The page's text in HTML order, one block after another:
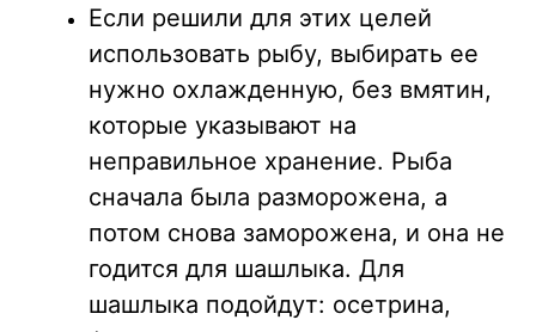
Если решили для этих целей
использовать рыбу, выбирать ее
нужно охлажденную, без вмятин,
которые указывают на
неправильное хранение. Рыба
сначала была разморожена, а
потом снова заморожена, и она не
годится для шашлыка. Для
шашлыка подойдут: осетрина,